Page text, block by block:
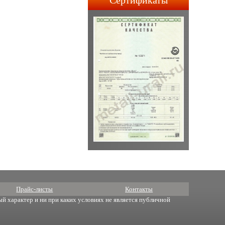
строительства АПЛ 4-го и
5-го поколений.
Прайс-листы Контакты
характер и ни при каких условиях не является публичной